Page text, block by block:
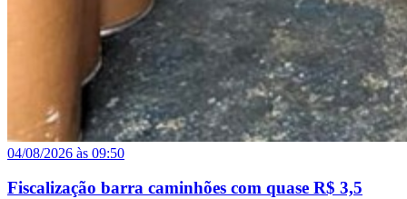
04/08/2026 às 09:50
Fiscalização barra caminhões com quase R$ 3,5